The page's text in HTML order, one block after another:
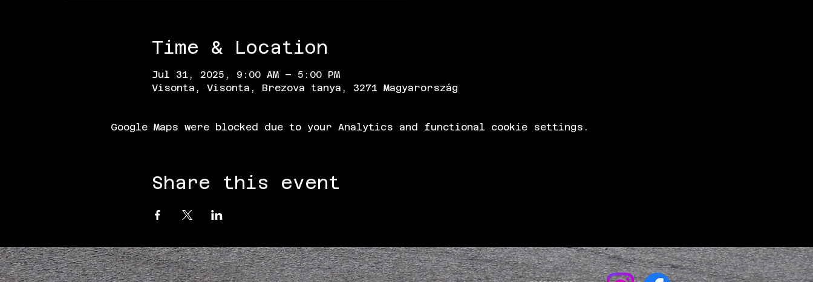
Time & Location
Jul 31, 2025, 9:00 AM – 5:00 PM
Visonta, Visonta, Brezova tanya, 3271 Magyarország
Google Maps were blocked due to your Analytics and functional cookie settings.
Share this event